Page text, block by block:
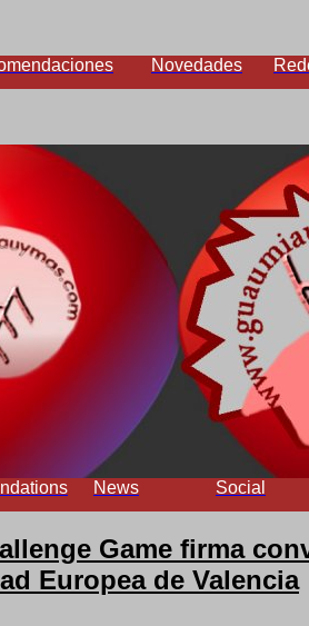
Novedades
News Social
Game firma
Europea de Valencia